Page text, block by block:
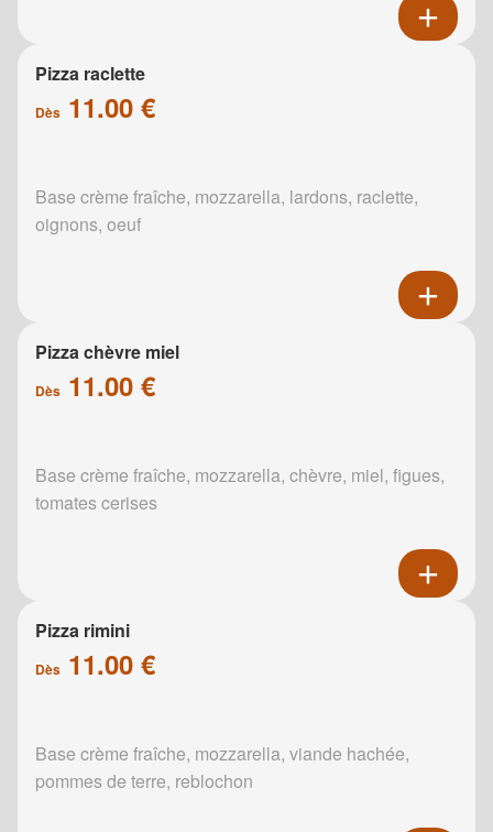
Pizza raclette
Dès 11.00 €
Base crème fraîche, mozzarella, lardons, raclette,
oignons, oeuf
Pizza chèvre miel
Dès 11.00 €
Base crème fraîche, mozzarella, chèvre, miel, figues,
tomates cerises
Pizza rimini
Dès 11.00 €
Base crème fraîche, mozzarella, viande hachée,
pommes de terre, reblochon